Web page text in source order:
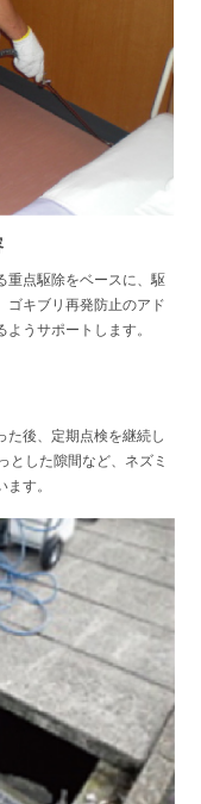
重点駆除をベースに、駆
ゴキブリ再発防止のアド
うサポートします。
た後、定期点検を継続し
とした隙間など、ネズミ
す。